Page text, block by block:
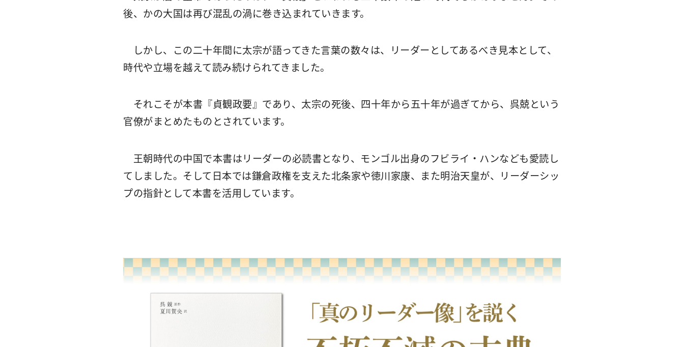
後、かの大国は再び混乱の渦に巻き込まれていきます。
しかし、この二十年間に太宗が語ってきた言葉の数々は、リーダーとしてあるべき見本として、
時代や立場を越えて読み続けられてきました。
それこそが本書『貞観政要』であり、太宗の死後、四十年から五十年が過ぎてから、呉兢という
官僚がまとめたものとされています。
王朝時代の中国で本書はリーダーの必読書となり、モンゴル出身のフビライ・ハンなども愛読し
てしました。そして日本では鎌倉政権を支えた北条家や徳川家康、また明治天皇が、リーダーシッ
プの指針として本書を活用しています。